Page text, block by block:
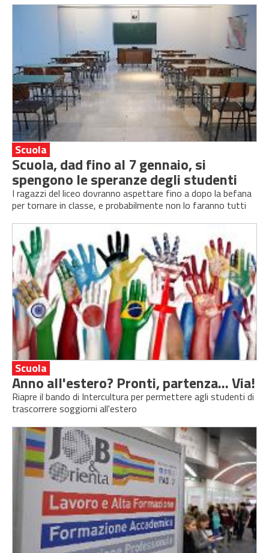
Scuola
Scuola, dad fino al 7 gennaio, si
spengono le speranze degli studenti
I ragazzi del liceo dovranno aspettare fino a dopo la befana
per tornare in classe, e probabilmente non lo faranno tutti
Scuola
Anno all'estero? Pronti, partenza... Via!
Riapre il bando di Intercultura per permettere agli studenti di
trascorrere soggiorni all'estero